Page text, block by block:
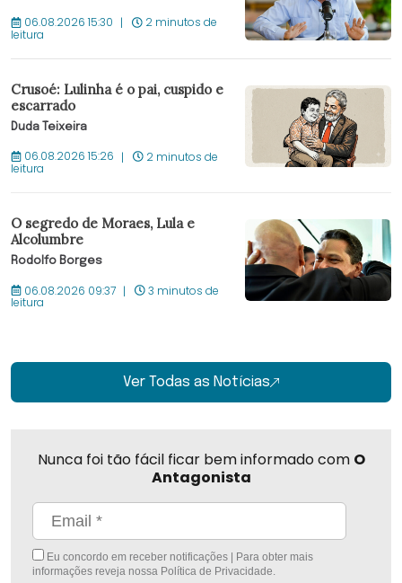
06.08.2026 15:30 2 minutos de
leitura
Crusoé: Lulinha é o pai, cuspido e
escarrado
Duda Teixeira
06.08.2026 15:26 2 minutos de
leitura
O segredo de Moraes, Lula e
Alcolumbre
Rodolfo Borges
06.08.2026 09:37 3 minutos de
leitura
Ver Todas as Notícias
Nunca foi tão fácil ficar bem informado com O
Antagonista
Eu concordo em receber notificações | Para obter mais
informações reveja nossa Política de Privacidade.